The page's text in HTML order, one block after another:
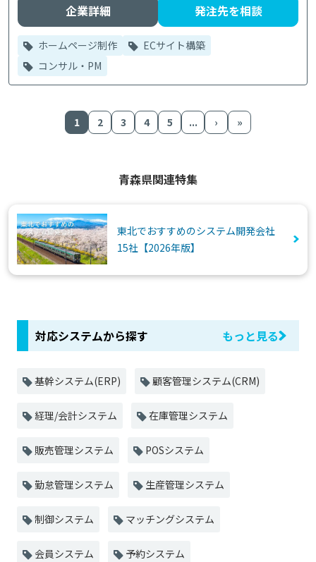
企業詳細 発注先を相談
ホームページ制作
ECサイト構築
コンサル・PM
1 2 3 4 5 ... › »
青森県関連特集
東北でおすすめのシステム開発会社
15社【2026年版】
対応システムから探す もっと見る
基幹システム(ERP) 顧客管理システム(CRM)
経理/会計システム 在庫管理システム
販売管理システム POSシステム
勤怠管理システム 生産管理システム
制御システム マッチングシステム
会員システム 予約システム